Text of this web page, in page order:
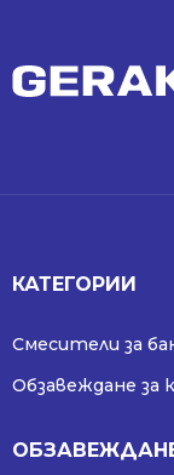
КАТЕГОРИИ
Смесители за
Обзавеждане за